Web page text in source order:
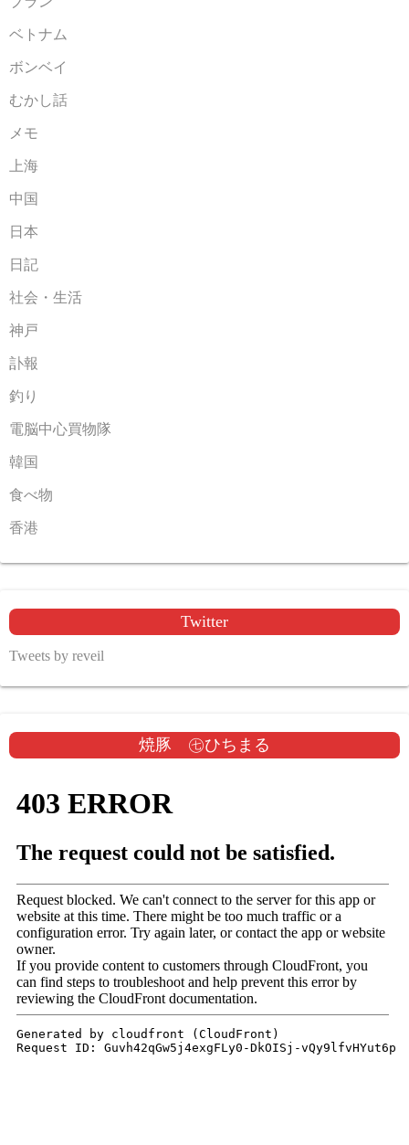
ベトナム
ボンベイ
むかし話
メモ
上海
中国
日本
日記
社会・生活
神戸
訃報
釣り
電脳中心買物隊
韓国
食べ物
香港
Twitter
Tweets by reveil
焼豚 ㊆ひちまる